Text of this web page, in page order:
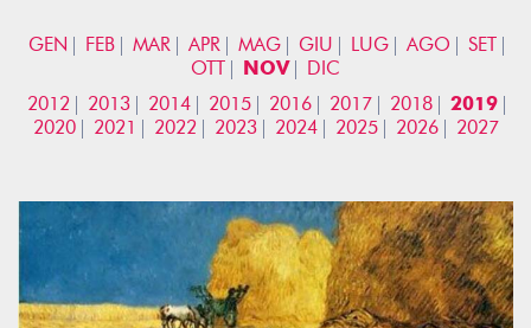
GEN FEB MAR APR MAG GIU LUG AGO
SET
OTT
NOV
DIC
2012
2013 2014 2015 2016 2017 2018
2019
2020
2021 2022 2023 2024 2025 2026 2027